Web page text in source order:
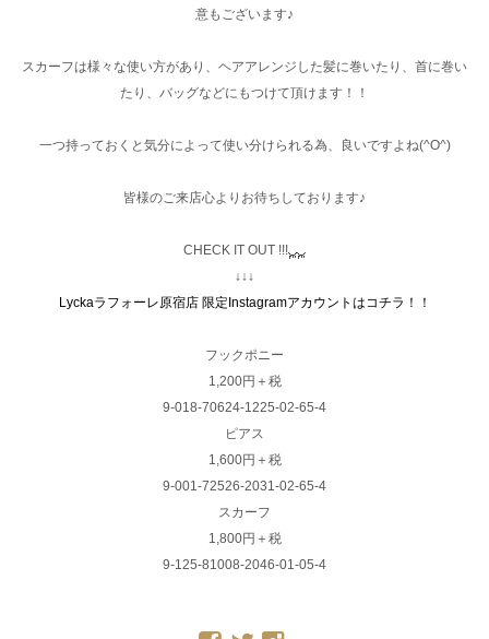
意もございます♪
スカーフは様々な使い方があり、ヘアアレンジした髪に巻いたり、首に巻い
たり、バッグなどにもつけて頂けます！！
一つ持っておくと気分によって使い分けられる為、良いですよね(^O^)
皆様のご来店心よりお待ちしております♪
CHECK IT OUT !!!
↓↓↓
Lyckaラフォーレ原宿店 限定Instagramアカウントはコチラ！！
フックポニー
1,200円＋税
9-018-70624-1225-02-65-4
ピアス
1,600円＋税
9-001-72526-2031-02-65-4
スカーフ
1,800円＋税
9-125-81008-2046-01-05-4